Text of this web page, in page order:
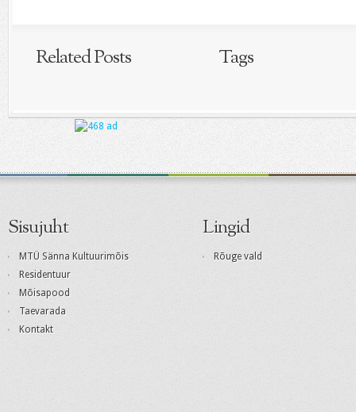
Related Posts Tags
Sisujuht
MTÜ Sänna Kultuurimõis
Residentuur
Mõisapood
Taevarada
Kontakt
Lingid
Rõuge vald